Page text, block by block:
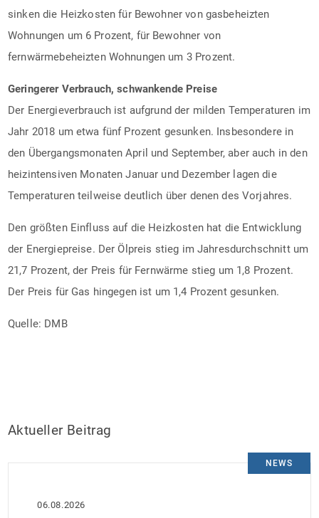
sinken die Heizkosten für Bewohner von gasbeheizten
Wohnungen um 6 Prozent, für Bewohner von
fernwärmebeheizten Wohnungen um 3 Prozent.
Geringerer Verbrauch, schwankende Preise
Der Energieverbrauch ist aufgrund der milden Temperaturen im
Jahr 2018 um etwa fünf Prozent gesunken. Insbesondere in
den Übergangsmonaten April und September, aber auch in den
heizintensiven Monaten Januar und Dezember lagen die
Temperaturen teilweise deutlich über denen des Vorjahres.
Den größten Einfluss auf die Heizkosten hat die Entwicklung
der Energiepreise. Der Ölpreis stieg im Jahresdurchschnitt um
21,7 Prozent, der Preis für Fernwärme stieg um 1,8 Prozent.
Der Preis für Gas hingegen ist um 1,4 Prozent gesunken.
Quelle: DMB
Aktueller Beitrag
NEWS
06.08.2026